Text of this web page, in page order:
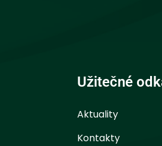
Užitečné
Aktuality
Kontakty